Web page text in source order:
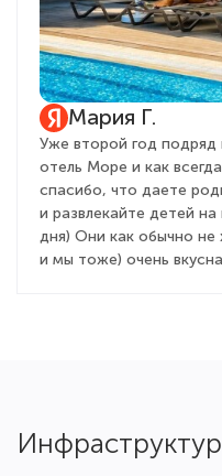
Мария Г.
Уже второй год подряд
отель Море и как
спасибо, что даете
и развлекайте детей
дня) Они как обычно не
и мы тоже) очень